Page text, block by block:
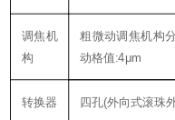
调焦机
构
粗微动调焦机构
动格值:4μm
转换器 四孔(外向式滚珠